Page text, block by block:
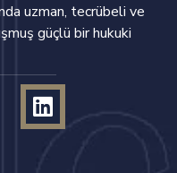
uzman, tecrübeli ve
güçlü bir hukuki